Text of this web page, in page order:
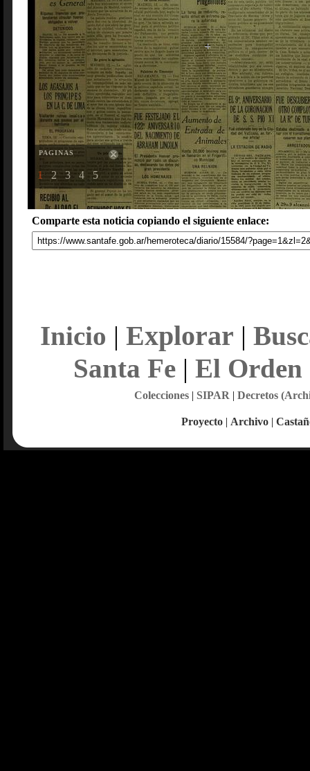
PAGINAS
1 2 3 4 5
Comparte esta noticia copiando el siguiente enlace:
Inicio | Explorar |
Santa Fe| El Orden
Colecciones| SIPAR | Decretos
Proyecto | Archivo |